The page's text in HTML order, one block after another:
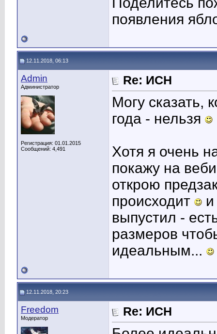
появления
12.11.2018, 06:13
Admin
Администратор
Регистрация: 01.01.2015
Сообщений: 4,491
Re: ИСН
Могу сказать,
года - нельзя
Хотя я очень
покажу на
открою
происходит
выпустил -
размеров
идеальным...
12.11.2018, 20:23
Freedom
Модератор Re: ИСН